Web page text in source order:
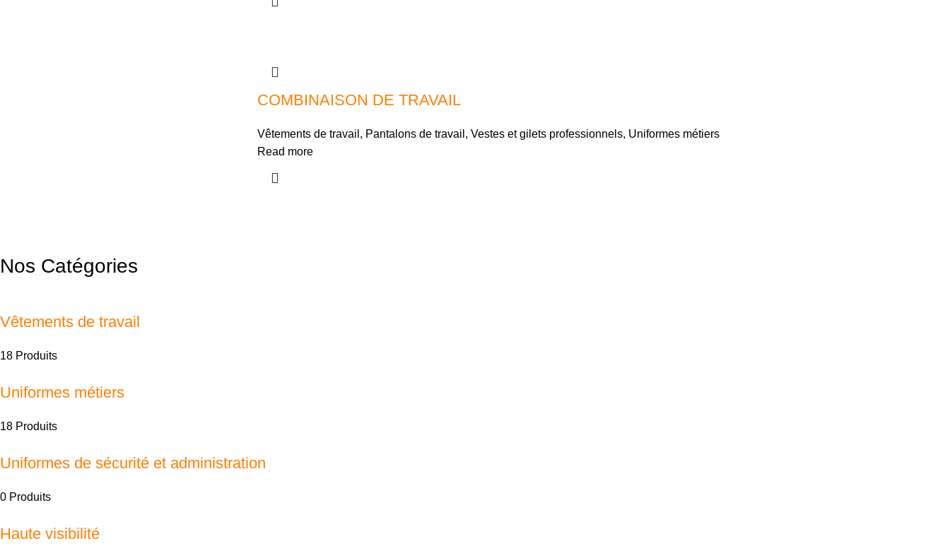
COMBINAISON DE TRAVAIL
Vêtements de travail , Pantalons de travail , Vestes et gilets professionnels, Uniformes métiers
Read more
Nos Catégories
Vêtements de travail
18 Produits
Uniformes métiers
18 Produits
Uniformes de sécurité et administration
0 Produits
Haute visibilité